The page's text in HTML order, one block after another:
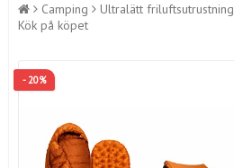
Camping Ultralätt friluftsutrustning
Kök på köpet
- 20%